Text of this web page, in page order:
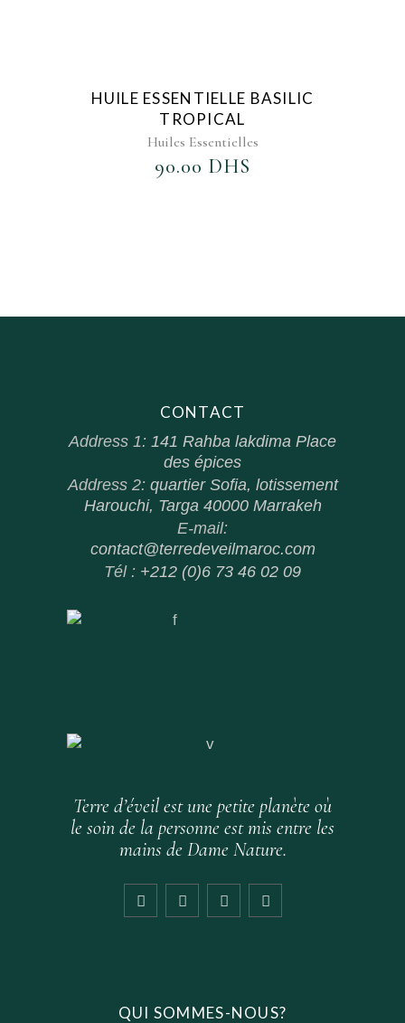
HUILE ESSENTIELLE BASILIC
TROPICAL
Huiles Essentielles
90.00 DHS
CONTACT
Address 1: 141 Rahba lakdima Place
des épices
Address 2: quartier Sofia, lotissement
Harouchi, Targa 40000 Marrakeh
E-mail:
contact@terredeveilmaroc.com
Tél : +212 (0)6 73 46 02 09
Terre d’éveil est une petite planète où
le soin de la personne est mis entre les
mains de Dame Nature.
QUI SOMMES-NOUS?